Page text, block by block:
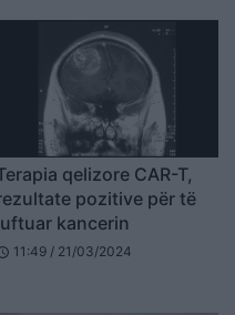
qelizore CAR-T,
pozitive për të
kancerin
11:49 / 21/03/2024